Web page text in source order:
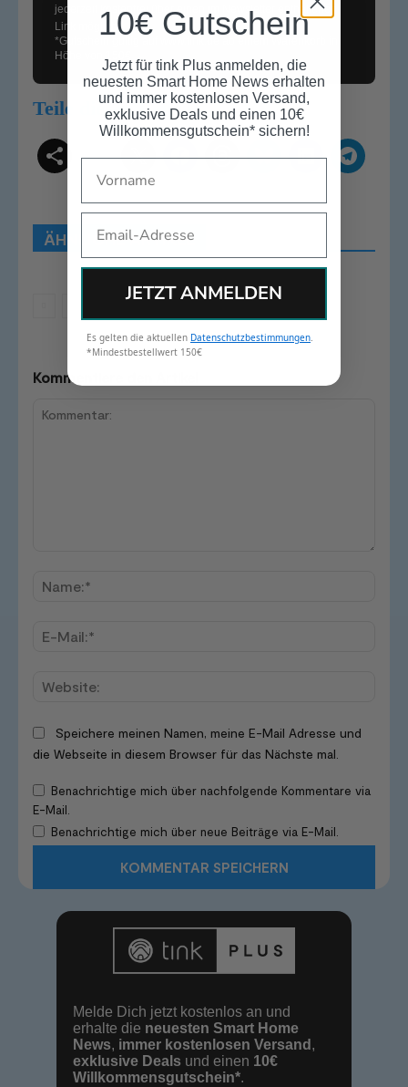
jederzeit kostenfrei über einen im Newsletter enthaltenen
Link möglich.
*Gutschein gültig auf
Höhe von 150€
Teile diesen Beitrag
ÄHNLICHE ARTIKEL
Schlagwörter
Tutorials
Smart Home News
Kommentiere den Artikel
Speichere meinen Namen, meine E-Mail Adresse und
die Webseite in diesem Browser für das Nächste mal.
Benachrichtige mich über nachfolgende Kommentare via
E-Mail.
Benachrichtige mich über neue Beiträge via E-Mail.
Melde Dich jetzt kostenlos an und
erhalte die neuesten Smart Home
News, immer kostenlosen Versand ,
exklusive Deals und einen 10€
Willkommensgutschein*.
10€ Gutschein
Jetzt für tink Plus anmelden, die
neuesten Smart Home News erhalten
und immer kostenlosen Versand,
exklusive Deals und einen 10€
Willkommensgutschein* sichern!
JETZT ANMELDEN
Es gelten die aktuellen Datenschutzbestimmungen.
*Mindestbestellwert 150€